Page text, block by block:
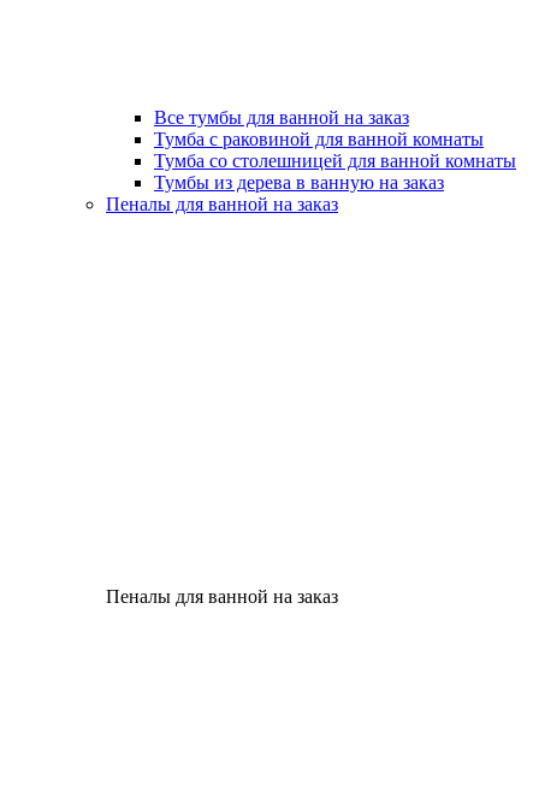
Все тумбы для ванной на заказ
Тумба с раковиной для ванной комнаты
Тумба со столешницей для ванной комнаты
Тумбы из дерева в ванную на заказ
Пеналы для ванной на заказ
Пеналы для ванной на заказ